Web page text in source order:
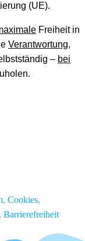
(UE).
Freiheit in
Verantwortung,
– bei
, Cookies,
Barrierefreiheit